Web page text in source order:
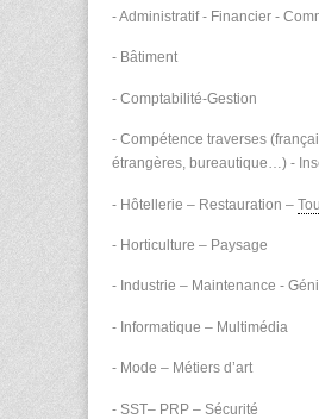
- Administratif - Financier -
- Bâtiment
- Comptabilité-Gestion
- Compétence traverses
étrangères, bureautique…) -
- Hôtellerie – Restauration –
- Horticulture – Paysage
- Industrie – Maintenance -
- Informatique – Multimédia
- Mode – Métiers d’art
- SST– PRP – Sécurité